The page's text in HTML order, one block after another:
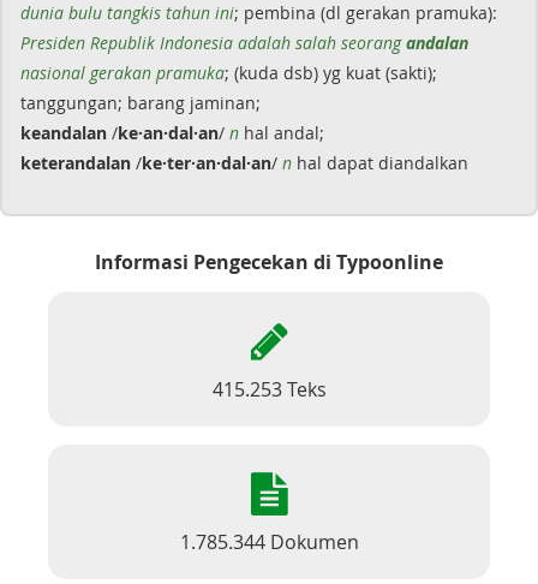
dunia bulu tangkis tahun ini; pembina (dl gerakan pramuka):
Presiden Republik Indonesia adalah salah seorangandalan
nasional gerakan pramuka; (kuda dsb) yg kuat (sakti);
tanggungan; barang jaminan;
keandalan /ke·an·dal·an/ n hal andal;
keterandalan /ke·ter·an·dal·an/ n hal dapat diandalkan
Informasi Pengecekan di Typoonline
415.253 Teks
1.785.344 Dokumen